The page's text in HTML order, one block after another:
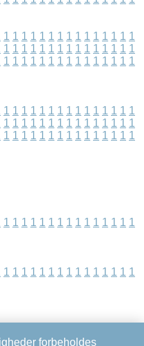
1 1 1 1 1 1 1 1 1 1 1 1 1 1 1
1 1 1 1 1 1 1 1 1 1 1 1 1 1 1
1 1 1 1 1 1 1 1 1 1 1 1 1 1 1
1 1 1 1 1 1 1 1 1 1 1 1 1 1 1
1 1 1 1 1 1 1 1 1 1 1 1 1 1 1
1 1 1 1 1 1 1 1 1 1 1 1 1 1 1
1 1 1 1 1 1 1 1 1 1 1 1 1 1 1
1 1 1 1 1 1 1 1 1 1 1 1 1 1 1
forbeholdes